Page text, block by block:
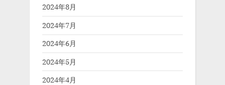
2024年8月
2024年7月
2024年6月
2024年5月
2024年4月